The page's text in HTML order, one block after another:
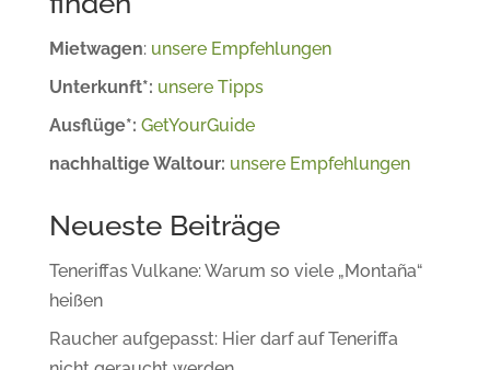
Mietwagen: unsere Empfehlungen
Unterkunft*: unsere Tipps
Ausflüge*: GetYourGuide
nachhaltige Waltour: unsere Empfehlungen
Neueste Beiträge
Teneriffas Vulkane: Warum so viele „Montaña“
heißen
Raucher aufgepasst: Hier darf auf Teneriffa